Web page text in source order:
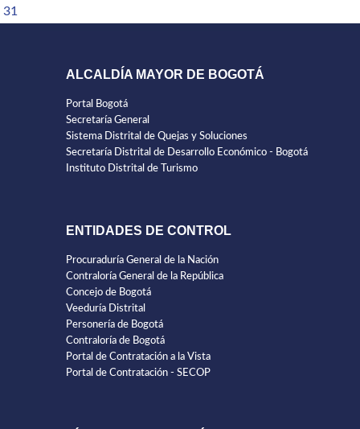
31
ALCALDÍA MAYOR DE BOGOTÁ
Portal Bogotá
Secretaría General
Sistema Distrital de Quejas y Soluciones
Secretaría Distrital de Desarrollo Económico - Bogotá
Instituto Distrital de Turismo
ENTIDADES DE CONTROL
Procuraduría General de la Nación
Contraloría General de la República
Concejo de Bogotá
Veeduría Distrital
Personería de Bogotá
Contraloría de Bogotá
Portal de Contratación a la Vista
Portal de Contratación - SECOP